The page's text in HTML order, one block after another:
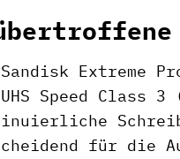
Extreme
Speed Class
für die